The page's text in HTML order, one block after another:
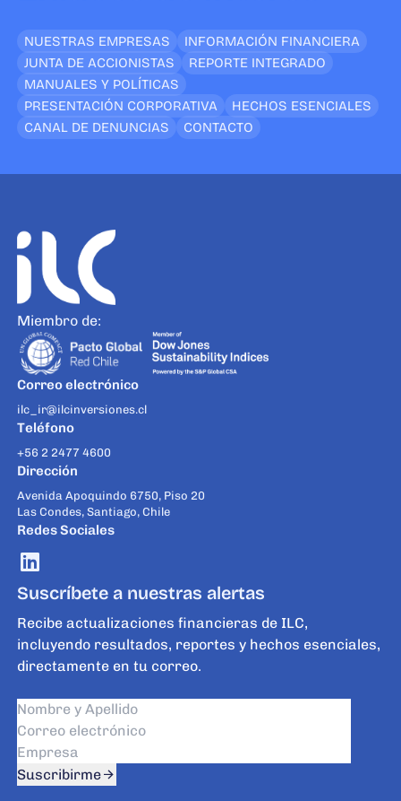
NUESTRAS EMPRESAS
INFORMACIÓN FINANCIERA
JUNTA DE ACCIONISTAS
REPORTE INTEGRADO
MANUALES Y POLÍTICAS
PRESENTACIÓN CORPORATIVA
HECHOS ESENCIALES
CANAL DE DENUNCIAS
CONTACTO
Miembro de:
Correo electrónico
ilc_ir@ilcinversiones.cl
Teléfono
+56 2 2477 4600
Dirección
Avenida Apoquindo 6750, Piso 20
Las Condes, Santiago, Chile
Redes Sociales
Suscríbete a nuestras alertas
Recibe actualizaciones financieras de ILC,
incluyendo resultados, reportes y hechos esenciales,
directamente en tu correo.
Suscribirme